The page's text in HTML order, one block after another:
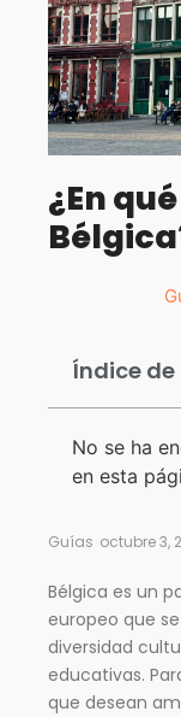
¿En
Índice
No se ha
en esta
Guías octubre 3,
Bélgica es un
europeo que
diversidad
educativas.
que desean